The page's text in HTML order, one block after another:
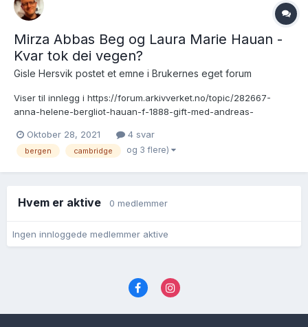
Mirza Abbas Beg og Laura Marie Hauan -
Kvar tok dei vegen?
Gisle Hersvik postet et emne i Brukernes eget forum
Viser til innlegg i https://forum.arkivverket.no/topic/282667-
anna-helene-bergliot-hauan-f-1888-gift-med-andreas-
starte eit nytt tema ang. Laura Marie Hauan f. 12.4.1892 i Bodø
som skal ha vorte gift med ein indisk man...
Oktober 28, 2021 4 svar
bergen cambridge og 3 flere)
Hvem er aktive 0 medlemmer
Ingen innloggede medlemmer aktive